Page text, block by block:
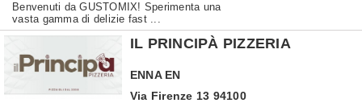
Benvenuti da GUSTOMIX! Sperimenta una
vasta gamma di delizie fast ...
IL PRINCIPÀ PIZZERIA
ENNA EN
Via Firenze 13 94100